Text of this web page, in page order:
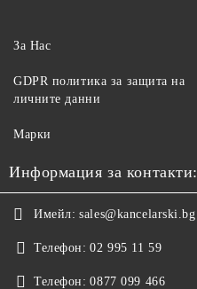
За Нас
GDPR политика за защита на
личните данни
Марки
Информация за контакти:
Имейл: sales@kancelarski.bg
Телефон: 02 995 11 59
Телефон: 0877 099 466